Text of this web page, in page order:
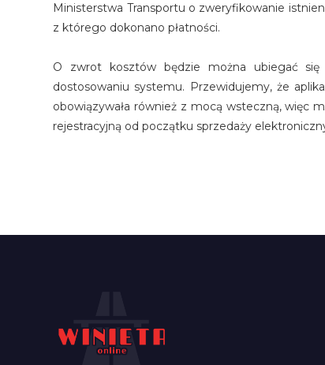
Ministerstwa Transportu o zweryfikowanie
z którego dokonano płatności.
O zwrot kosztów będzie można ubiegać
dostosowaniu systemu. Przewidujemy, że
obowiązywała również z mocą wsteczną, więc
rejestracyjną od początku sprzedaży